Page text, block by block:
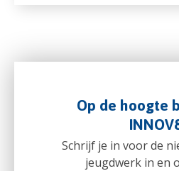
Op de hoogte
Schrijf je in voor de
jeugdwerk in en